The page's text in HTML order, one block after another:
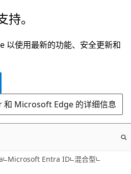
。
使用最新的功能、安全更新和
Microsoft Edge 的详细信息
Microsoft Entra ID 混合型